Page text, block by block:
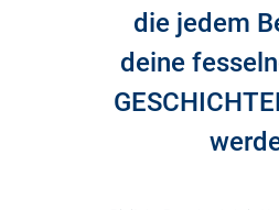
die jedem
deine